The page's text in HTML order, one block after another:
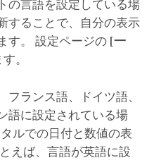
の言語を設定している場
することで、自分の表示
す。 設定ページの [一
。
ランス語、ドイツ語、
語に設定されている場
ルでの日付と数値の表
えば、言語が英語に設